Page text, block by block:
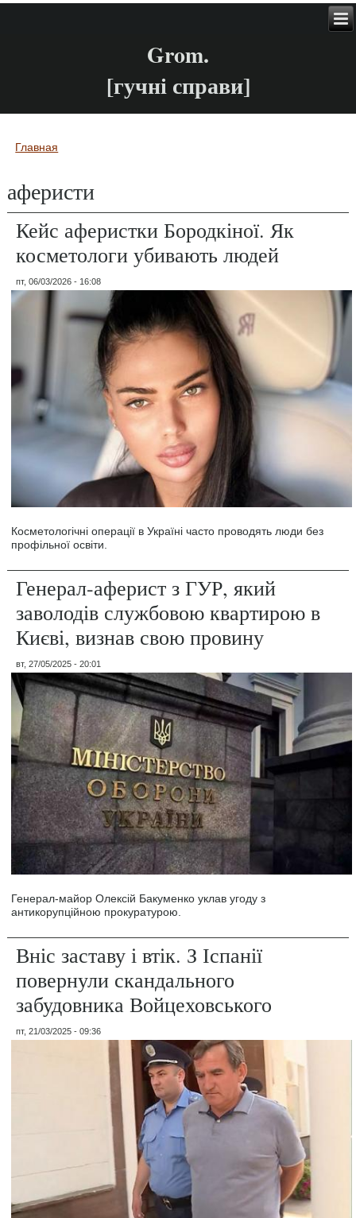
Grom.
[гучні справи]
Вы здесь
Главная
аферисти
Кейс аферистки Бородкіної. Як
косметологи убивають людей
пт, 06/03/2026 - 16:08
Косметологічні операції в Україні часто проводять люди без
профільної освіти.
Генерал-аферист з ГУР, який
заволодів службовою квартирою в
Києві, визнав свою провину
вт, 27/05/2025 - 20:01
Генерал-майор Олексій Бакуменко уклав угоду з
антикорупційною прокуратурою.
Вніс заставу і втік. З Іспанії
повернули скандального
забудовника Войцеховського
пт, 21/03/2025 - 09:36